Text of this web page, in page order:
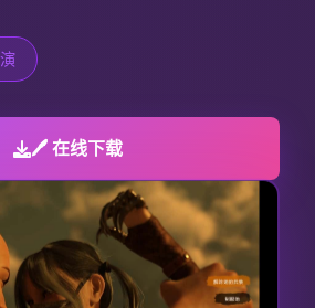
🖊️ 在线下载